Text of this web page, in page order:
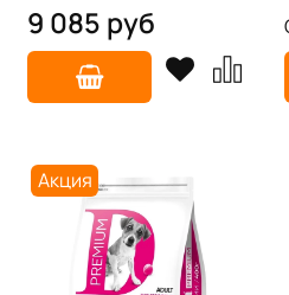
9 085 руб
Акция